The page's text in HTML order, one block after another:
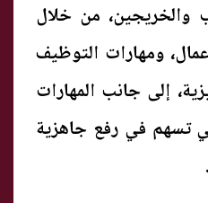
والخريجين، من خلال
ومهارات التوظيف
إلى جانب المهارات
تسهم في رفع جاهزية